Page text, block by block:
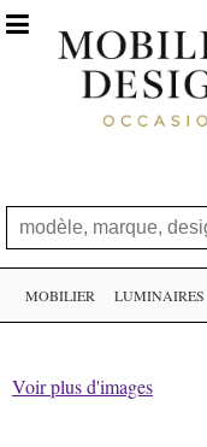

MOBILIER LUMINAIRES
Voir plus d'images